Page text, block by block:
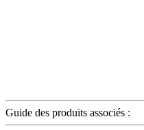
Guide des produits associés :